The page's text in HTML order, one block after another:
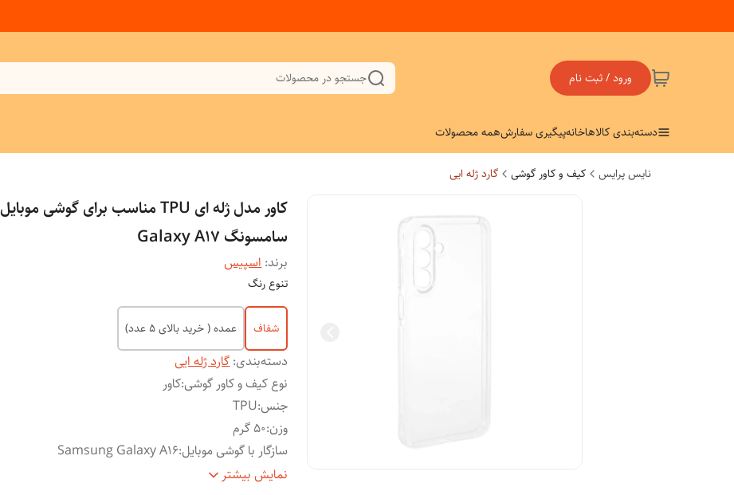
ورود / ثبت نام جستجو در محصولات
دسته‌بندی کالاهاخانهپیگیری سفارشهمه محصولات
نایس پرایس کیف و کاور گوشی گارد ژله ایی
کاور مدل ژله ای TPU مناسب برای گوشی موبایل
سامسونگ Galaxy A17
برند:اسپیس
تنوع رنگ
شفاف عمده ( خرید بالای 5 عدد)
دسته‌بندی:گارد ژله ایی
نوع کیف و کاور گوشی:کاور
جنس:
TPU
وزن:50 گرم
سازگار با گوشی موبایل:
Samsung Galaxy A16
ساختار: شفاف
نمایش بیشتر